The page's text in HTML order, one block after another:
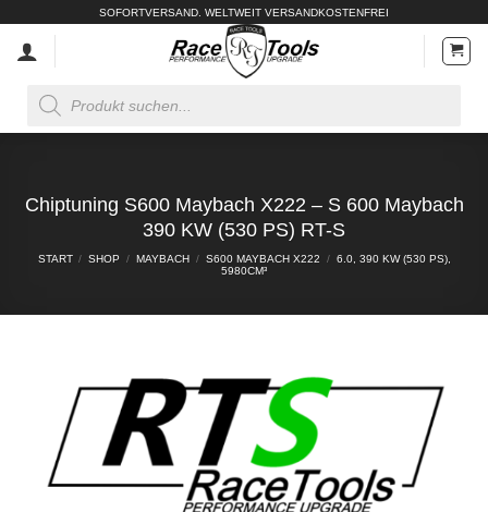
springen
SOFORTVERSAND. WELTWEIT VERSANDKOSTENFREI
search
Chiptuning S600 Maybach X222 – S 600 Maybach
390 KW (530 PS) RT-S
START / SHOP / MAYBACH / S600 MAYBACH X222 / 6.0, 390 KW (530 PS),
5980CM³